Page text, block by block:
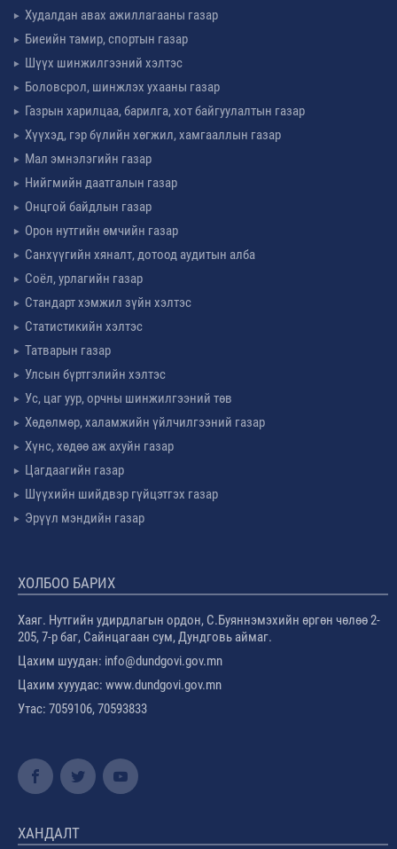
Худалдан авах ажиллагааны газар
Биеийн тамир, спортын газар
Шүүх шинжилгээний хэлтэс
Боловсрол, шинжлэх ухааны газар
Газрын харилцаа, барилга, хот байгуулалтын газар
Хүүхэд, гэр бүлийн хөгжил, хамгааллын газар
Мал эмнэлэгийн газар
Нийгмийн даатгалын газар
Онцгой байдлын газар
Орон нутгийн өмчийн газар
Санхүүгийн хяналт, дотоод аудитын алба
Соёл, урлагийн газар
Стандарт хэмжил зүйн хэлтэс
Статистикийн хэлтэс
Татварын газар
Улсын бүртгэлийн хэлтэс
Ус, цаг уур, орчны шинжилгээний төв
Хөдөлмөр, халамжийн үйлчилгээний газар
Хүнс, хөдөө аж ахуйн газар
Цагдаагийн газар
Шүүхийн шийдвэр гүйцэтгэх газар
Эрүүл мэндийн газар
ХОЛБОО БАРИХ
Хаяг. Нутгийн удирдлагын ордон, С.Буяннэмэхийн өргөн чөлөө 2-
205, 7-р баг, Сайнцагаан сум, Дундговь аймаг.
Цахим шуудан: info@dundgovi.gov.mn
Цахим хууудас: www.dundgovi.gov.mn
Утас: 7059106, 70593833
ХАНДАЛТ